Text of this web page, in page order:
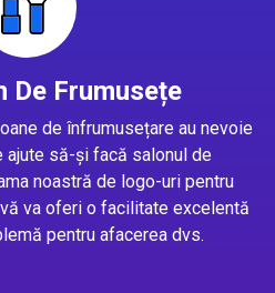
De Frumusețe
de înfrumusețare au nevoie
ajute să-și facă salonul de
noastră de logo-uri pentru
va oferi o facilitate excelentă
pentru afacerea dvs.